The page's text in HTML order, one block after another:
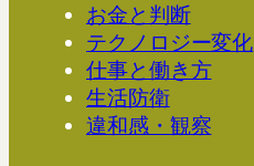
お金と判断
テクノロジー変化
仕事と働き方
生活防衛
違和感・観察